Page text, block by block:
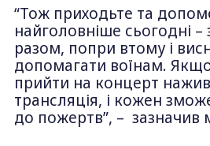
“Тож приходьте та
найголовніше сьогодні
разом, попри втому і
допомагати воїнам.
прийти на концерт
трансляція, і кожен
до пожертв”, – зазначив